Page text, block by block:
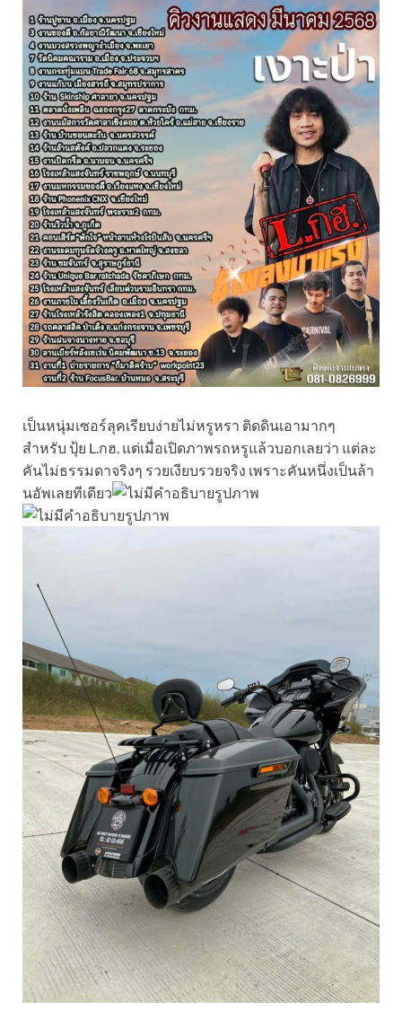
เป็นหนุ่มเซอร์ลุคเรียบง่ายไม่หรูหรา ติดดินเอามากๆ
สำหรับ ปุ้ย L.กฮ. แต่เมื่อเปิดภาพรถหรูแล้วบอกเลยว่า แต่ละ
คันไม่ธรรมดาจริงๆ รวยเงียบรวยจริง เพราะคันหนึ่งเป็นล้า
นอัพเลยทีเดียว